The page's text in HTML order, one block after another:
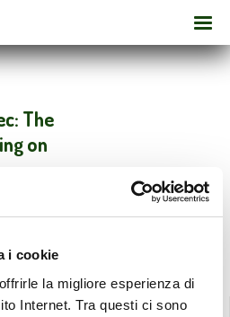
i cookie
la migliore esperienza di
Internet. Tra questi ci sono
The
on